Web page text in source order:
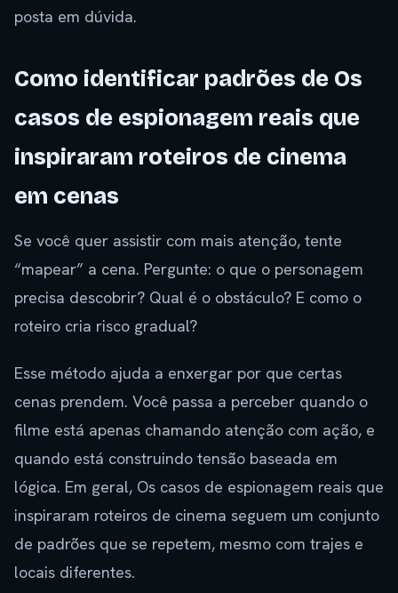
posta em dúvida.
Como identificar padrões de Os
casos de espionagem reais que
inspiraram roteiros de cinema
em cenas
Se você quer assistir com mais atenção, tente
“mapear” a cena. Pergunte: o que o personagem
precisa descobrir? Qual é o obstáculo? E como o
roteiro cria risco gradual?
Esse método ajuda a enxergar por que certas
cenas prendem. Você passa a perceber quando o
filme está apenas chamando atenção com ação, e
quando está construindo tensão baseada em
lógica. Em geral, Os casos de espionagem reais que
inspiraram roteiros de cinema seguem um conjunto
de padrões que se repetem, mesmo com trajes e
locais diferentes.